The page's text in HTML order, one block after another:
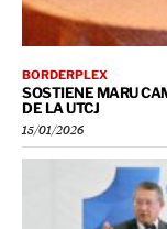
BORDERPLEX
SOSTIENE MARU
DE LA UTCJ
15/01/2026